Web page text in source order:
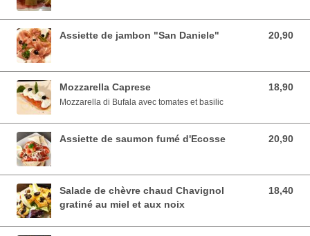
Assiette de jambon "San Daniele" 20,90
20,90 EUR
Mozzarella Caprese 18,90
18,90 EUR
Mozzarella di Bufala avec tomates et basilic
Assiette de saumon fumé d'Ecosse 20,90
20,90 EUR
Salade de chèvre chaud Chavignol
gratiné au miel et aux noix
18,40
18,40 EUR